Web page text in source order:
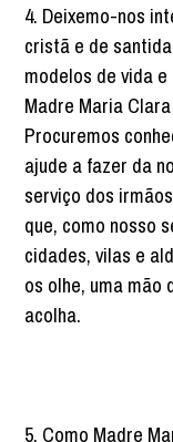
4. Deixemo-nos
cristã e de
modelos de vida
Madre Maria
Procuremos
ajude a fazer da
serviço dos
que, como nosso
cidades, vilas e
os olhe, uma mão
acolha.
5. Como Madre